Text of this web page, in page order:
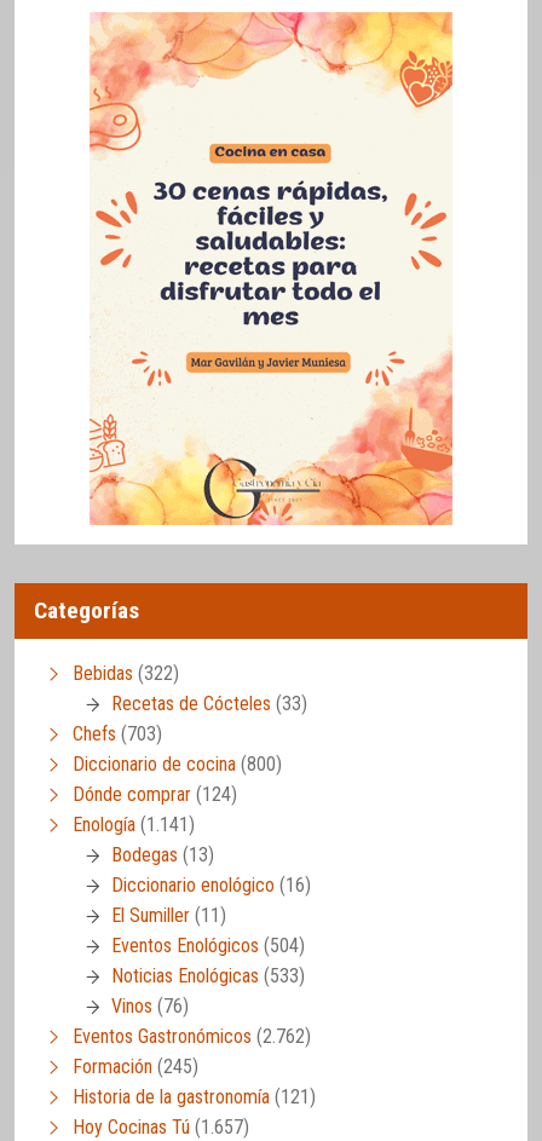
Categorías
Bebidas (322)
Recetas de Cócteles (33)
Chefs (703)
Diccionario de cocina (800)
Dónde comprar (124)
Enología (1.141)
Bodegas (13)
Diccionario enológico (16)
El Sumiller (11)
Eventos Enológicos (504)
Noticias Enológicas (533)
Vinos (76)
Eventos Gastronómicos (2.762)
Formación (245)
Historia de la gastronomía (121)
Hoy Cocinas Tú (1.657)